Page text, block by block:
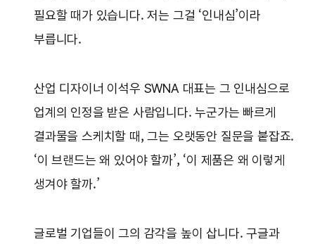
필요할 때가 있습니다. 저는 그걸 ‘인내심’이라
부릅니다.
산업 디자이너 이석우 SWNA 대표는 그 인내심으로
업계의 인정을 받은 사람입니다. 누군가는 빠르게
결과물을 스케치할 때, 그는 오랫동안 질문을 붙잡죠.
‘이 브랜드는 왜 있어야 할까’, ‘이 제품은 왜 이렇게
생겨야 할까.’
글로벌 기업들이 그의 감각을 높이 삽니다. 구글과